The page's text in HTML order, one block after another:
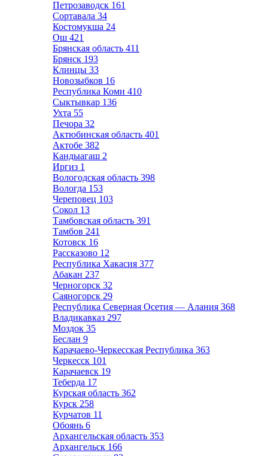
Петрозаводск 161
Сортавала 34
Костомукша 24
Ош 421
Брянская область 411
Брянск 193
Клинцы 33
Новозыбков 16
Республика Коми 410
Сыктывкар 136
Ухта 55
Печора 32
Актюбинская область 401
Актобе 382
Кандыагаш 2
Иргиз 1
Вологодская область 398
Вологда 153
Череповец 103
Сокол 13
Тамбовская область 391
Тамбов 241
Котовск 16
Рассказово 12
Республика Хакасия 377
Абакан 237
Черногорск 32
Саяногорск 29
Республика Северная Осетия — Алания 368
Владикавказ 297
Моздок 35
Беслан 9
Карачаево-Черкесская Республика 363
Черкесск 101
Карачаевск 19
Теберда 17
Курская область 362
Курск 258
Курчатов 11
Обоянь 6
Архангельская область 353
Архангельск 166